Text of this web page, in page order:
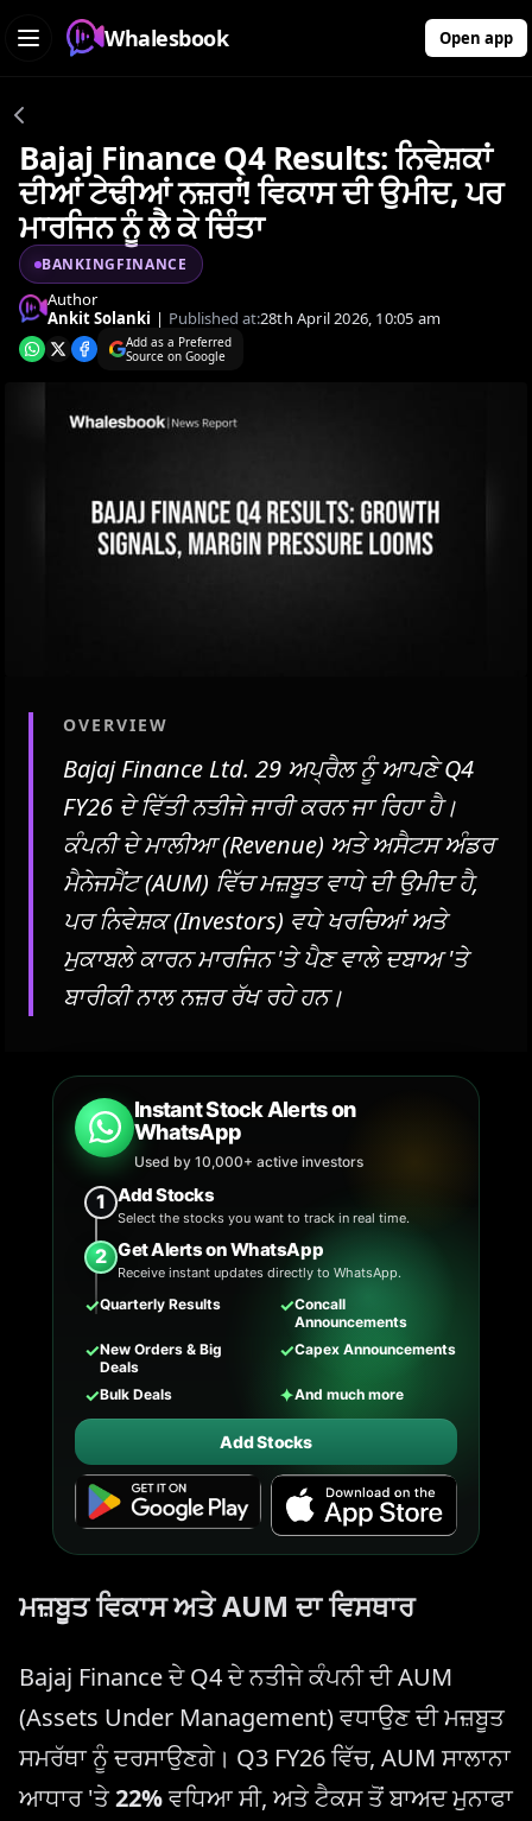
Whalesbook Open app
Bajaj Finance Q4 Results: ਨਿਵੇਸ਼ਕਾਂ
ਦੀਆਂ ਟੇਢੀਆਂ ਨਜ਼ਰਾਂ! ਵਿਕਾਸ ਦੀ ਉਮੀਦ, ਪਰ
ਮਾਰਜਿਨ ਨੂੰ ਲੈ ਕੇ ਚਿੰਤਾ
BANKINGFINANCE
Author
Ankit Solanki | Published at:28th April 2026, 10:05 am
Add as a Preferred
Source on Google
OVERVIEW
Bajaj Finance Ltd. 29 ਅਪ੍ਰੈਲ ਨੂੰ ਆਪਣੇ Q4
FY26 ਦੇ ਵਿੱਤੀ ਨਤੀਜੇ ਜਾਰੀ ਕਰਨ ਜਾ ਰਿਹਾ ਹੈ।
ਕੰਪਨੀ ਦੇ ਮਾਲੀਆ (Revenue) ਅਤੇ ਅਸੈਟਸ ਅੰਡਰ
ਮੈਨੇਜਮੈਂਟ (AUM) ਵਿੱਚ ਮਜ਼ਬੂਤ ​​ਵਾਧੇ ਦੀ ਉਮੀਦ ਹੈ,
ਪਰ ਨਿਵੇਸ਼ਕ (Investors) ਵਧੇ ​​ਖਰਚਿਆਂ ਅਤੇ
ਮੁਕਾਬਲੇ ਕਾਰਨ ਮਾਰਜਿਨ 'ਤੇ ਪੈਣ ਵਾਲੇ ਦਬਾਅ 'ਤੇ
ਬਾਰੀਕੀ ਨਾਲ ਨਜ਼ਰ ਰੱਖ ਰਹੇ ਹਨ।
Instant Stock Alerts on
WhatsApp
Used by 10,000+ active investors
1 Add Stocks
Select the stocks you want to track in real time.
2 Get Alerts on WhatsApp
Receive instant updates directly to WhatsApp.
✓Quarterly Results ✓Concall
Announcements
✓New Orders & Big
Deals
✓Capex Announcements
✓Bulk Deals ✦And much more
Add Stocks
ਮਜ਼ਬੂਤ ਵਿਕਾਸ ਅਤੇ AUM ਦਾ ਵਿਸਥਾਰ
Bajaj Finance ਦੇ Q4 ਦੇ ਨਤੀਜੇ ਕੰਪਨੀ ਦੀ AUM
(Assets Under Management) ਵਧਾਉਣ ਦੀ ਮਜ਼ਬੂਤ ​​
ਸਮਰੱਥਾ ਨੂੰ ਦਰਸਾਉਣਗੇ। Q3 FY26 ਵਿੱਚ, AUM ਸਾਲਾਨਾ
ਆਧਾਰ 'ਤੇ22%ਵਧਿਆ ਸੀ, ਅਤੇ ਟੈਕਸ ਤੋਂ ਬਾਅਦ ਮੁਨਾਫਾ